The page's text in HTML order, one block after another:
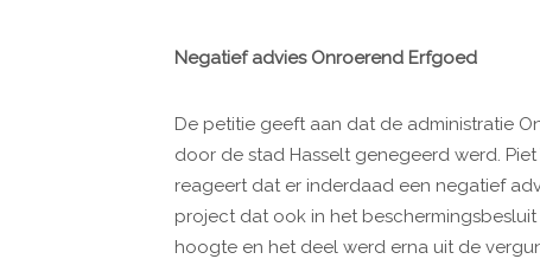
Negatief advies Onroerend Erfgoed
De petitie geeft aan dat de administratie
door de stad Hasselt genegeerd werd.
reageert dat er inderdaad een negatief
project dat ook in het
hoogte en het deel werd erna uit de